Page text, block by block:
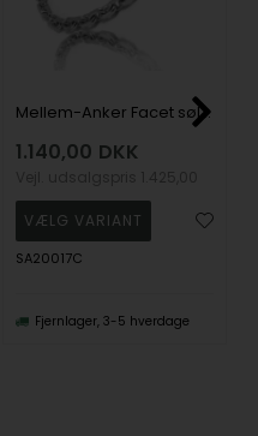
Mellem-Anker Facet sølv armbånd
1.140,00 DKK
SA20017C
Fjernlager, 3-5 hverdage